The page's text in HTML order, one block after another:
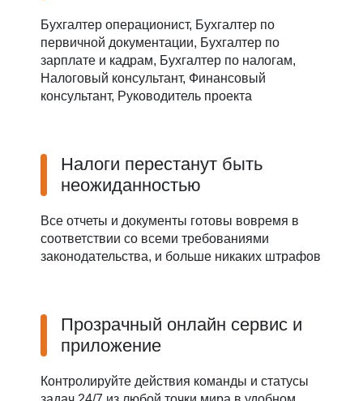
Бухгалтер операционист, Бухгалтер по
первичной документации, Бухгалтер по
зарплате и кадрам, Бухгалтер по налогам,
Налоговый консультант, Финансовый
консультант, Руководитель проекта
Налоги перестанут быть
неожиданностью
Все отчеты и документы готовы вовремя в
соответствии со всеми требованиями
законодательства, и больше никаких штрафов
Прозрачный онлайн сервис и
приложение
Контролируйте действия команды и статусы